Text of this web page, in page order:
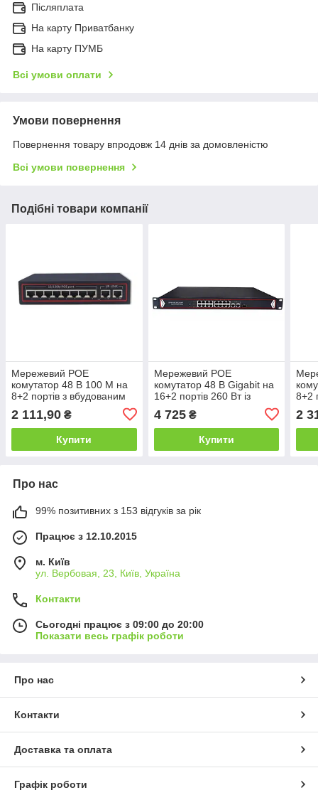
Післяплата
На карту Приватбанку
На карту ПУМБ
Всі умови оплати
Умови повернення
Повернення товару впродовж 14 днів за домовленістю
Всі умови повернення
Подібні товари компанії
Мережевий POE
комутатор 48 В 100 M на
8+2 портів з вбудованим
2 111,90 ₴
Купити
Мережевий POE
комутатор 48 В Gigabit на
16+2 портів 260 Вт із
живлення
4 725₴
Купити
8+2
2
Про нас
99% позитивних з 153 відгуків за рік
Працює з 12.10.2015
м. Київ
ул. Вербовая, 23, Київ, Україна
Контакти
Сьогодні працює з 09:00 до 20:00
Показати весь графік роботи
Про нас
Контакти
Доставка та оплата
Графік роботи